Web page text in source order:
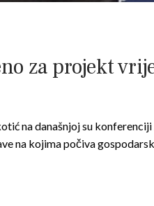
za projekt
na današnjoj su
na kojima počiva